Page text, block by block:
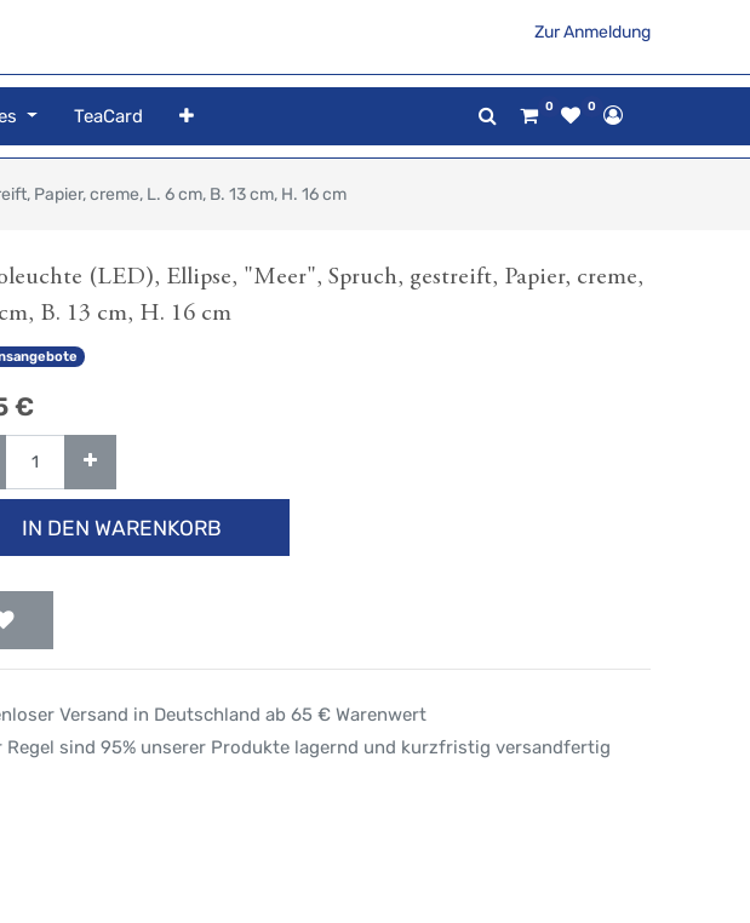
Zur Anmeldung
TeaCard 0 0
Papier, creme, L. 6 cm, B. 13 cm, H. 16 cm
(LED), Ellipse, "Meer", Spruch, gestreift, Papier, creme,
B. 13 cm, H. 16 cm
€
IN DEN WARENKORB
Versand in Deutschland ab 65 € Warenwert
Regel sind 95% unserer Produkte lagernd und kurzfristig versandfertig